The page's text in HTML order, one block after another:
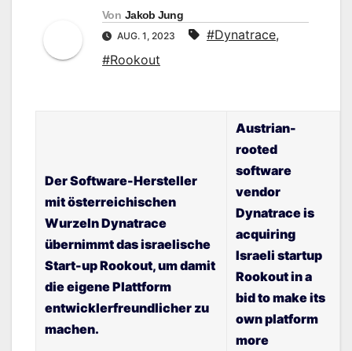
Von Jakob Jung
AUG. 1, 2023 #Dynatrace,
#Rookout
Der Software-Hersteller
mit österreichischen
Wurzeln Dynatrace
übernimmt das israelische
Start-up Rookout, um damit
die eigene Plattform
entwicklerfreundlicher zu
machen.
Austrian-
rooted
software
vendor
Dynatrace is
acquiring
Israeli startup
Rookout in a
bid to make its
own platform
more